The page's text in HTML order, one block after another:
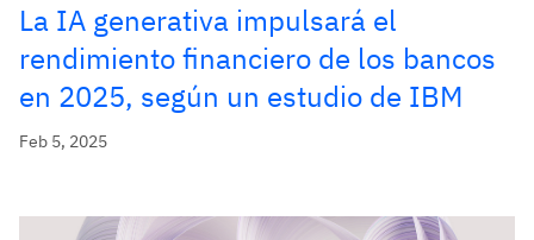
La IA generativa impulsará el
rendimiento financiero de los bancos
en 2025, según un estudio de IBM
Feb 5, 2025